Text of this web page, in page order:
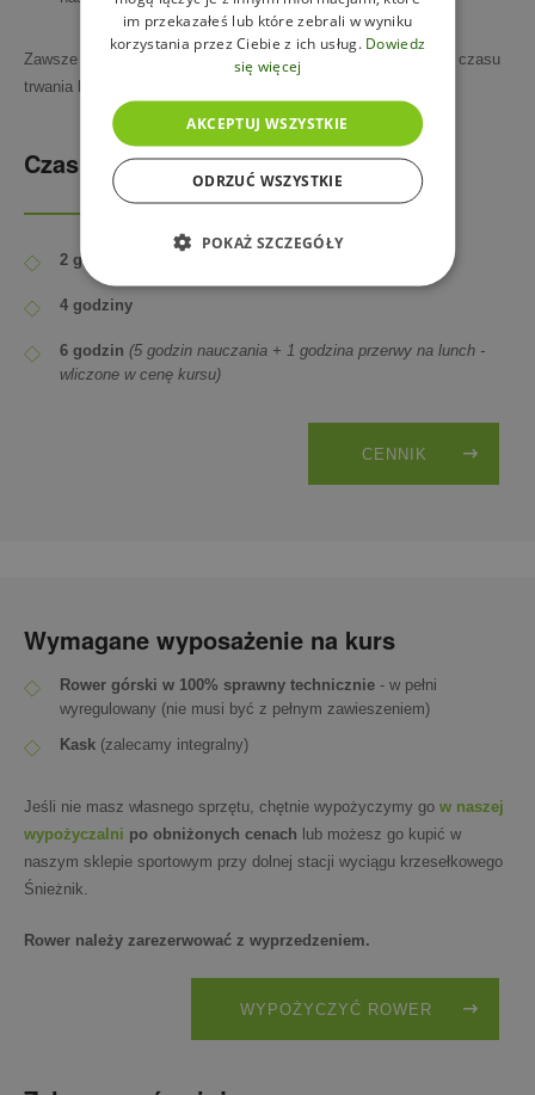
Zawsze przybywaj na kurs wcześnie
, nie możemy wydłużyć czasu
trwania kursu z powodu późnego przybycia.
Czas nauczania
2 godziny
4 godziny
6 godzin (5 godzin nauczania + 1 godzina przerwy na lunch -
wliczone w cenę kursu)
​CENNIK
Wymagane wyposażenie na kurs
Rower górski w 100% sprawny technicznie - w pełni
wyregulowany (nie musi być z pełnym zawieszeniem)
Kask (zalecamy integralny)
Jeśli nie masz własnego sprzętu, chętnie wypożyczymy go w naszej
wypożyczalni po obniżonych cenach lub możesz go kupić w
naszym sklepie sportowym przy dolnej stacji wyciągu krzesełkowego
Śnieżnik.
Rower należy zarezerwować z wyprzedzeniem.
WYPOŻYCZYĆ ROWER
im przekazałeś lub które zebrali w wyniku
korzystania przez Ciebie z ich usług. Dowiedz
się więcej
AKCEPTUJ WSZYSTKIE
ODRZUĆ WSZYSTKIE
POKAŻ SZCZEGÓŁY